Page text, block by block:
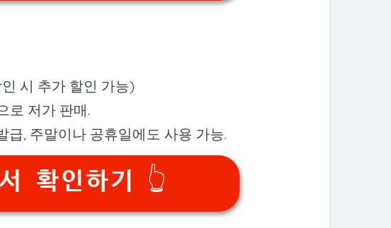
시 추가 할인 가능)
로 저가 판매.
급, 주말이나 공휴일에도 사용 가능.
확인하기 👆